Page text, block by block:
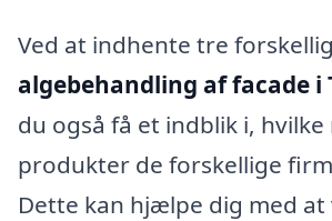
Ved at indhente tre
algebehandling af facade i
du også få et indblik i,
produkter de forskellige
Dette kan hjælpe dig med